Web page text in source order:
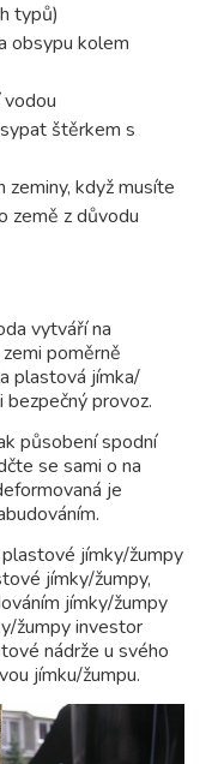
typů)
obsypu kolem
štěrkem s
když musíte
země z důvodu
vytváří na
poměrně
plastová jímka/
provoz.
působení spodní
se sami o na
je
jímky/žumpy
jímky/žumpy,
jímky/žumpy
žumpy investor
nádrže u svého
jímku/žumpu.